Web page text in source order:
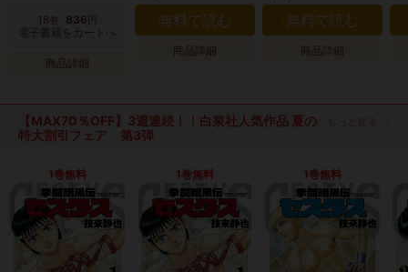
18 836
電子書籍をカートへ
商品詳細
無料で読む
商品詳細
無料で読む
商品詳細
【MAX70％OFF】3週連続！！白泉社人気作品 夏の
特大割引フェア 第3弾
1巻無料 1巻無料 1巻無料